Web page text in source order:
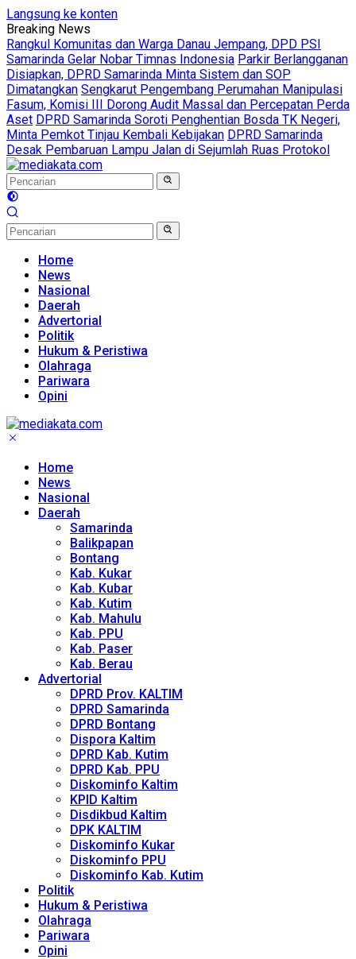
Langsung ke konten
Breaking News
Rangkul Komunitas dan Warga Danau Jempang, DPD PSI
Samarinda Gelar Nobar Timnas Indonesia Parkir Berlangganan
Disiapkan, DPRD Samarinda Minta Sistem dan SOP
Dimatangkan Sengkarut Pengembang Perumahan Manipulasi
Fasum, Komisi III Dorong Audit Massal dan Percepatan Perda
Aset DPRD Samarinda Soroti Penghentian Bosda TK Negeri,
Minta Pemkot Tinjau Kembali Kebijakan DPRD Samarinda
Desak Pembaruan Lampu Jalan di Sejumlah Ruas Protokol
Home
News
Nasional
Daerah
Advertorial
Politik
Hukum & Peristiwa
Olahraga
Pariwara
Opini
Home
News
Nasional
Daerah
Samarinda
Balikpapan
Bontang
Kab. Kukar
Kab. Kubar
Kab. Kutim
Kab. Mahulu
Kab. PPU
Kab. Paser
Kab. Berau
Advertorial
DPRD Prov. KALTIM
DPRD Samarinda
DPRD Bontang
Dispora Kaltim
DPRD Kab. Kutim
DPRD Kab. PPU
Diskominfo Kaltim
KPID Kaltim
Disdikbud Kaltim
DPK KALTIM
Diskominfo Kukar
Diskominfo PPU
Diskominfo Kab. Kutim
Politik
Hukum & Peristiwa
Olahraga
Pariwara
Opini